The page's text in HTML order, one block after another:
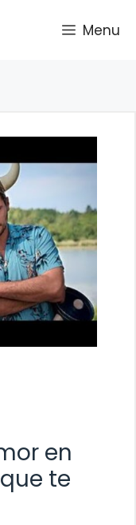
Menu
en
te